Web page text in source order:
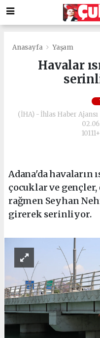
Anasayfa Yaşam
Havalar
(İHA) - İhlas Haber
Adana'da havaların
çocuklar ve
rağmen Seyhan
girerek serinliyor.